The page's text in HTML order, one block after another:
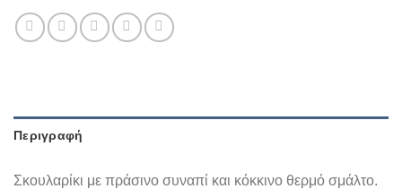
Περιγραφή
Σκουλαρίκι με πράσινο συναπί και κόκκινο θερμό σμάλτο.